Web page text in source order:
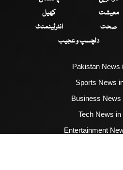
معیشت
کھیل
صحت
انٹرٹینمنٹ
دلچسپ و عجیب
Pakistan News
Sports News
Business News
Tech News in
Entertainment